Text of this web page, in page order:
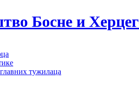
Босне и
тужилаца